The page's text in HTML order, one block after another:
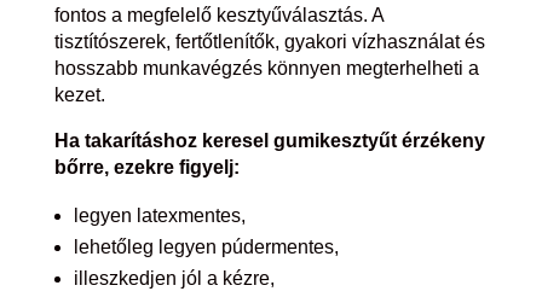
fontos a megfelelő kesztyűválasztás. A
tisztítószerek, fertőtlenítők, gyakori vízhasználat és
hosszabb munkavégzés könnyen megterhelheti a
kezet.
Ha takarításhoz keresel gumikesztyűt érzékeny
bőrre, ezekre figyelj:
legyen latexmentes,
lehetőleg legyen púdermentes,
illeszkedjen jól a kézre,